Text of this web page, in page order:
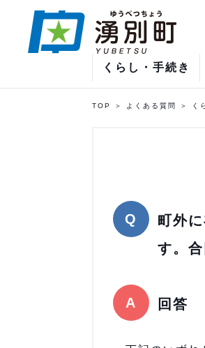
くらし・手続き
TOP よくある質問 く
町外
す。
回答